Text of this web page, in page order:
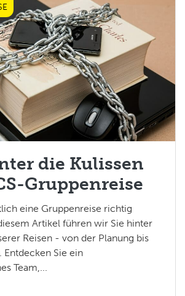
die Kulissen
Gruppenreise
eine Gruppenreise richtig
Artikel führen wir Sie hinter
Reisen - von der Planung bis
Entdecken Sie ein
Team,...